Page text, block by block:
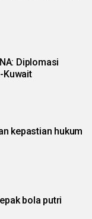
Diplomasi
Kuwait
kepastian hukum
bola putri